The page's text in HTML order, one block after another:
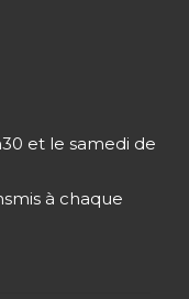
et le samedi de
à chaque